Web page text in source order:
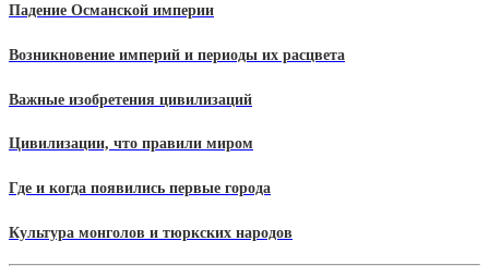
Падение Османской империи
Возникновение империй и периоды их расцвета
Важные изобретения цивилизаций
Цивилизации, что правили миром
Где и когда появились первые города
Культура монголов и тюркских народов